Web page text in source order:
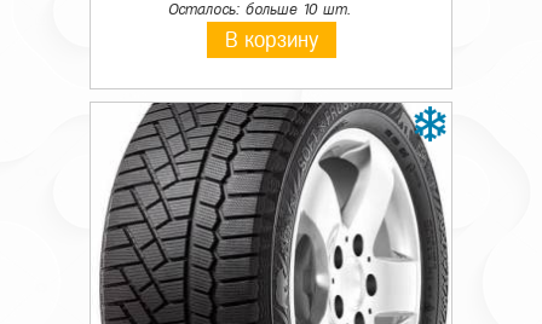
Осталось: больше 10 шт.
В корзину